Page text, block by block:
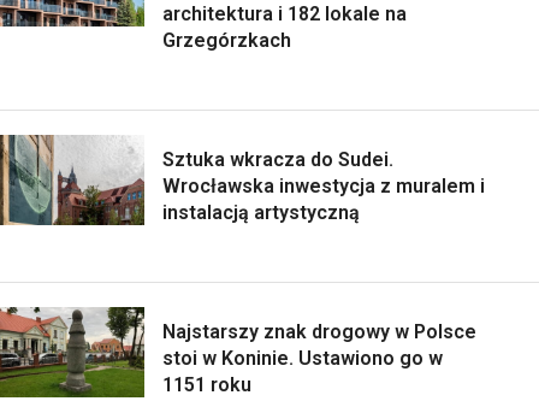
architektura i 182 lokale na
Grzegórzkach
Sztuka wkracza do Sudei.
Wrocławska inwestycja z muralem i
instalacją artystyczną
Najstarszy znak drogowy w Polsce
stoi w Koninie. Ustawiono go w
1151 roku